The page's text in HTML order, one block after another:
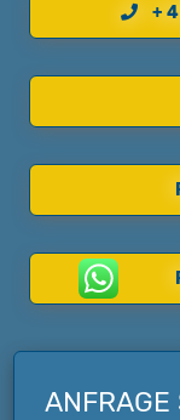
ANFRAGE